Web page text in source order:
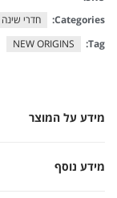
מידע על המוצר
מידע נוסף
Categories:
חדרי שינה
Tag:
NEW ORIGINS